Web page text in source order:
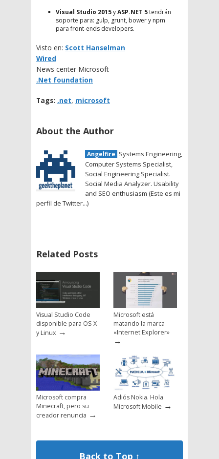
Visual Studio 2015yASP.NET 5tendrán
soporte para: gulp, grunt, bower y npm
para front-ends developers.
Visto en: Scott Hanselman
Wired
News center Microsoft
.Net foundation
Tags: .net, microsoft
About the Author
Angelfire Systems Engineering,
Computer Systems Specialist,
Social Engineering Specialist.
Social Media Analyzer. Usability
and SEO enthusiasm (Este es mi
perfil de Twitter...)
Related Posts
Visual Studio Code
disponible para OS X
y Linux →
Microsoft está
matando la marca
«Internet Explorer»
→
Microsoft compra
Minecraft, pero su
creador renuncia →
Adiós Nokia. Hola
Microsoft Mobile →
Back to Top ↑